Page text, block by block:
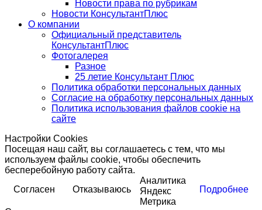
Новости права по рубрикам
Новости КонсультантПлюс
О компании
Официальный представитель
КонсультантПлюс
Фотогалерея
Разное
25 летие Консультант Плюс
Политика обработки персональных данных
Согласие на обработку персональных данных
Политика использования файлов cookie на
сайте
Настройки Cookies
Посещая наш сайт, вы соглашаетесь с тем, что мы
используем файлы cookie, чтобы обеспечить
бесперебойную работу сайта.
Согласен
Отказываюсь Подробнее
Аналитика
Яндекс
Метрика